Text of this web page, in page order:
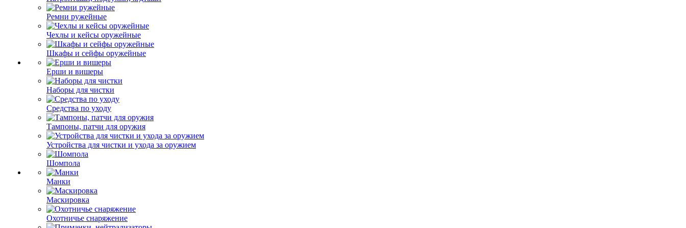
Ремни ружейные
Чехлы и кейсы оружейные
Шкафы и сейфы оружейные
Ерши и вишеры
Наборы для чистки
Средства по уходу
Тампоны, патчи для оружия
Устройства для чистки и ухода за оружием
Шомпола
Манки
Маскировка
Охотничье снаряжение